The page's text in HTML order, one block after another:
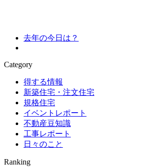
去年の今日は？
Category
得する情報
新築住宅・注文住宅
規格住宅
イベントレポート
不動産豆知識
工事レポート
日々のこと
Ranking